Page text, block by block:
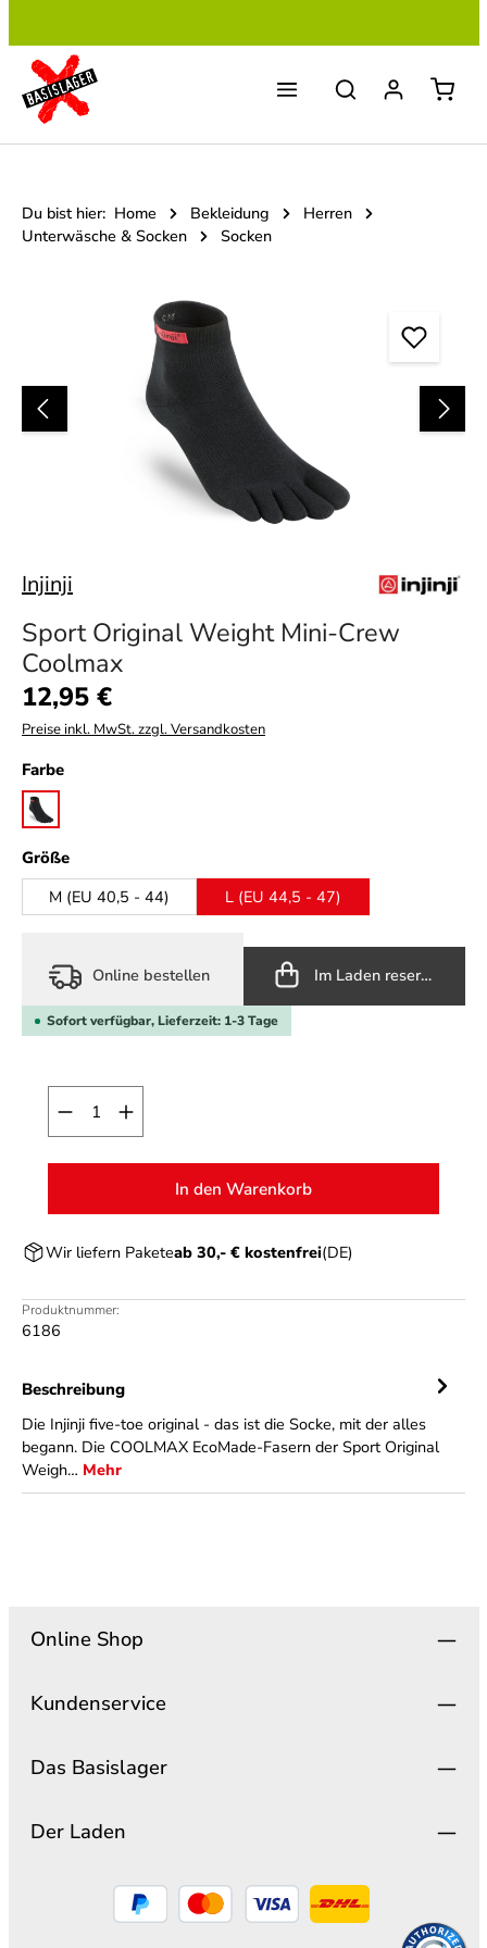
Du bist hier: Home Bekleidung
Herren
Unterwäsche & Socken
Socken
Bildergalerie überspringen
Injinji
Sport Original Weight Mini-Crew
Coolmax
Regulärer Preis:
12,95 €
Preise inkl. MwSt. zzgl. Versandkosten
Farbeauswählen
black
Größeauswählen
M (EU 40,5 - 44)
L (EU 44,5 - 47)
Online bestellen Im Laden reservieren
Sofort verfügbar, Lieferzeit: 1-3 Tage
Produkt Anzahl: Gib den gewünschten Wert
In den Warenkorb
Wir liefern Paketeab 30,- € kostenfrei(DE)
Produktnummer:
6186
Beschreibung
Die Injinji five-toe original - das ist die Socke, mit der alles
begann. Die COOLMAX EcoMade-Fasern der Sport Original
Weigh… Mehr
Online Shop
Kundenservice
Das Basislager
Der Laden